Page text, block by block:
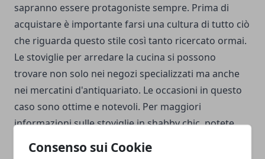
Consenso sui Cookie
sapranno essere protagoniste sempre. Prima di
acquistare è importante farsi una cultura di tutto ciò
che riguarda questo stile così tanto ricercato ormai.
Le stoviglie per arredare la cucina si possono
trovare non solo nei negozi specializzati ma anche
nei mercatini d'antiquariato. Le occasioni in questo
caso sono ottime e notevoli. Per maggiori
informazioni sulle stoviglie in shabby chic, potete
https://www.buystyle.it/stoviglie-
shabby-chic-17